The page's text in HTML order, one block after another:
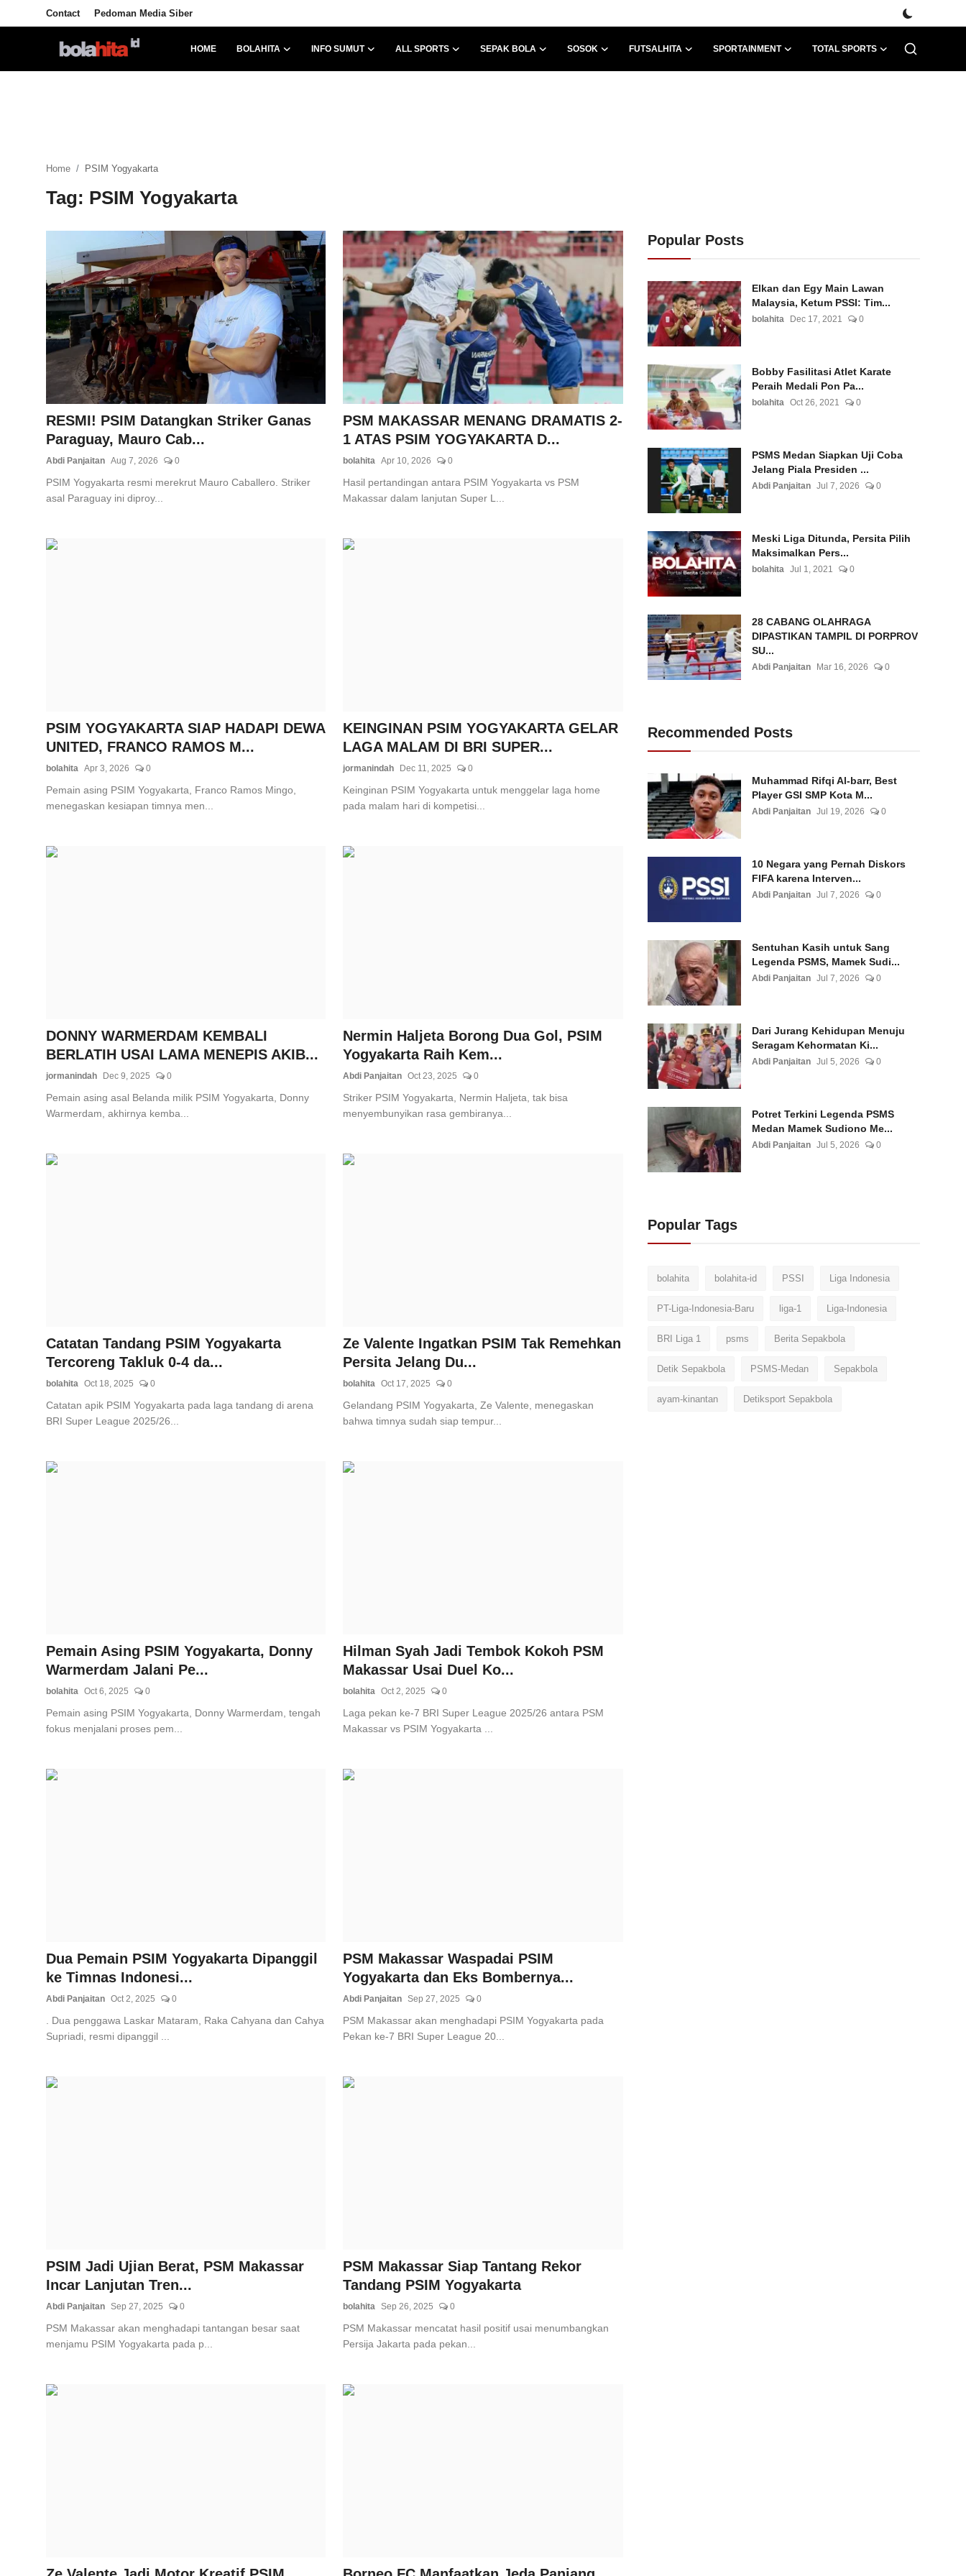
Contact Pedoman Media Siber
HOME BOLAHITA INFO SUMUT ALL SPORTS SEPAK BOLA SOSOK FUTSALHITA SPORTAINMENT TOTAL SPORTS
Futsalhita
Sportainment
Total Sports
Contact
Pedoman Media Siber
Home PSIM Yogyakarta
Tag: PSIM Yogyakarta
RESMI! PSIM Datangkan Striker Ganas
Paraguay, Mauro Cab...
Abdi Panjaitan Aug 7, 2026 0
PSIM Yogyakarta resmi merekrut Mauro Caballero. Striker
asal Paraguay ini diproy...
PSM MAKASSAR MENANG DRAMATIS 2-
1 ATAS PSIM YOGYAKARTA D...
bolahita Apr 10, 2026 0
Hasil pertandingan antara PSIM Yogyakarta vs PSM
Makassar dalam lanjutan Super L...
PSIM YOGYAKARTA SIAP HADAPI DEWA
UNITED, FRANCO RAMOS M...
bolahita Apr 3, 2026 0
Pemain asing PSIM Yogyakarta, Franco Ramos Mingo,
menegaskan kesiapan timnya men...
KEINGINAN PSIM YOGYAKARTA GELAR
LAGA MALAM DI BRI SUPER...
jormanindah Dec 11, 2025 0
Keinginan PSIM Yogyakarta untuk menggelar laga home
pada malam hari di kompetisi...
DONNY WARMERDAM KEMBALI
BERLATIH USAI LAMA MENEPIS AKIB...
jormanindah Dec 9, 2025 0
Pemain asing asal Belanda milik PSIM Yogyakarta, Donny
Warmerdam, akhirnya kemba...
Nermin Haljeta Borong Dua Gol, PSIM
Yogyakarta Raih Kem...
Abdi Panjaitan Oct 23, 2025 0
Striker PSIM Yogyakarta, Nermin Haljeta, tak bisa
menyembunyikan rasa gembiranya...
Catatan Tandang PSIM Yogyakarta
Tercoreng Takluk 0-4 da...
bolahita Oct 18, 2025 0
Catatan apik PSIM Yogyakarta pada laga tandang di arena
BRI Super League 2025/26...
Ze Valente Ingatkan PSIM Tak Remehkan
Persita Jelang Du...
bolahita Oct 17, 2025 0
Gelandang PSIM Yogyakarta, Ze Valente, menegaskan
bahwa timnya sudah siap tempur...
Pemain Asing PSIM Yogyakarta, Donny
Warmerdam Jalani Pe...
bolahita Oct 6, 2025 0
Pemain asing PSIM Yogyakarta, Donny Warmerdam, tengah
fokus menjalani proses pem...
Hilman Syah Jadi Tembok Kokoh PSM
Makassar Usai Duel Ko...
bolahita Oct 2, 2025 0
Laga pekan ke-7 BRI Super League 2025/26 antara PSM
Makassar vs PSIM Yogyakarta ...
Dua Pemain PSIM Yogyakarta Dipanggil
ke Timnas Indonesi...
Abdi Panjaitan Oct 2, 2025 0
. Dua penggawa Laskar Mataram, Raka Cahyana dan Cahya
Supriadi, resmi dipanggil ...
PSM Makassar Waspadai PSIM
Yogyakarta dan Eks Bombernya...
Abdi Panjaitan Sep 27, 2025 0
PSM Makassar akan menghadapi PSIM Yogyakarta pada
Pekan ke-7 BRI Super League 20...
PSIM Jadi Ujian Berat, PSM Makassar
Incar Lanjutan Tren...
Abdi Panjaitan Sep 27, 2025 0
PSM Makassar akan menghadapi tantangan besar saat
menjamu PSIM Yogyakarta pada p...
PSM Makassar Siap Tantang Rekor
Tandang PSIM Yogyakarta
bolahita Sep 26, 2025 0
PSM Makassar mencatat hasil positif usai menumbangkan
Persija Jakarta pada pekan...
Popular Posts
Elkan dan Egy Main Lawan
Malaysia, Ketum PSSI: Tim...
bolahita Dec 17, 2021 0
Bobby Fasilitasi Atlet Karate
Peraih Medali Pon Pa...
bolahita Oct 26, 2021 0
PSMS Medan Siapkan Uji Coba
Jelang Piala Presiden ...
Abdi Panjaitan Jul 7, 2026 0
Meski Liga Ditunda, Persita Pilih
Maksimalkan Pers...
bolahita Jul 1, 2021 0
28 CABANG OLAHRAGA
DIPASTIKAN TAMPIL DI PORPROV
SU...
Abdi Panjaitan Mar 16, 2026 0
Recommended Posts
Muhammad Rifqi Al-barr, Best
Player GSI SMP Kota M...
Abdi Panjaitan Jul 19, 2026 0
10 Negara yang Pernah Diskors
FIFA karena Interven...
Abdi Panjaitan Jul 7, 2026 0
Sentuhan Kasih untuk Sang
Legenda PSMS, Mamek Sudi...
Abdi Panjaitan Jul 7, 2026 0
Dari Jurang Kehidupan Menuju
Seragam Kehormatan Ki...
Abdi Panjaitan Jul 5, 2026 0
Potret Terkini Legenda PSMS
Medan Mamek Sudiono Me...
Abdi Panjaitan Jul 5, 2026 0
Popular Tags
bolahita bolahita-id PSSI Liga Indonesia
PT-Liga-Indonesia-Baru liga-1 Liga-Indonesia
BRI Liga 1 psms Berita Sepakbola
Detik Sepakbola PSMS-Medan Sepakbola
ayam-kinantan Detiksport Sepakbola